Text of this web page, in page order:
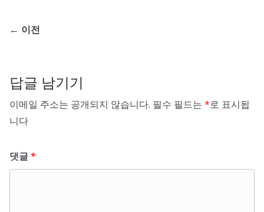
← 이전
답글 남기기
이메일 주소는 공개되지 않습니다. 필수 필드는 *로 표시됩
니다
댓글*